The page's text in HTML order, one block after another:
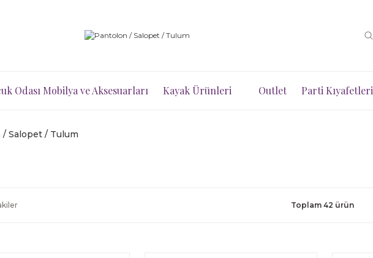
Odası Mobilya ve Aksesuarları Kayak Ürünleri Outlet Parti Kıyafetleri
Salopet / Tulum
Toplam 42 ürün